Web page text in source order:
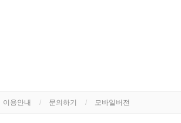
이용안내 문의하기 모바일버전